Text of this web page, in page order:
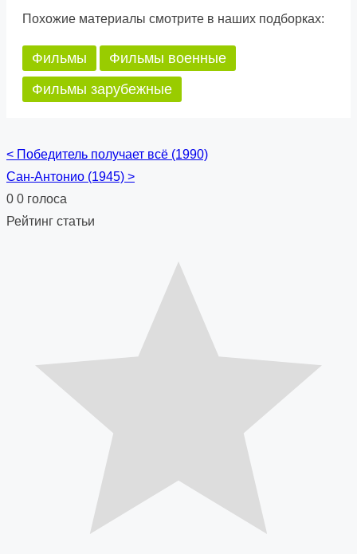
Похожие материалы смотрите в наших подборках:
Фильмы
Фильмы военные
Фильмы зарубежные
Posts
navigation
< Победитель получает всё (1990)
Сан-Антонио (1945) >
0 0 голоса
Рейтинг статьи